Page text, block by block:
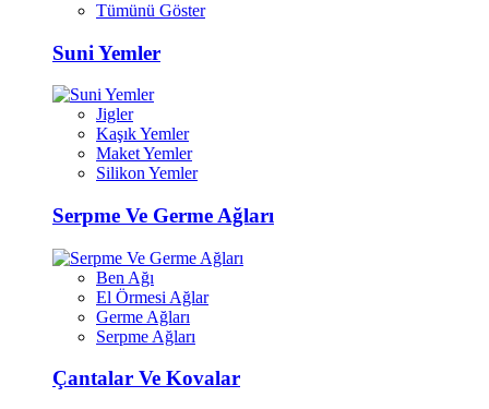
Tümünü Göster
Suni Yemler
Jigler
Kaşık Yemler
Maket Yemler
Silikon Yemler
Serpme Ve Germe Ağları
Ben Ağı
El Örmesi Ağlar
Germe Ağları
Serpme Ağları
Çantalar Ve Kovalar